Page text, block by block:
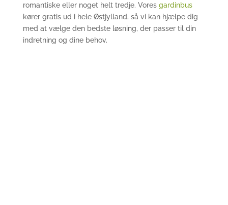
romantiske eller noget helt tredje. Vores gardinbus
kører gratis ud i hele Østjylland, så vi kan hjælpe dig
med at vælge den bedste løsning, der passer til din
indretning og dine behov.